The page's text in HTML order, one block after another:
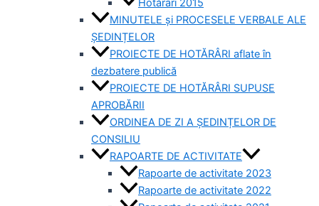
MINUTELE și PROCESELE VERBALE ALE
ȘEDINȚELOR
PROIECTE DE HOTĂRÂRI aflate în
dezbatere publică
PROIECTE DE HOTĂRÂRI SUPUSE
APROBĂRII
ORDINEA DE ZI A ȘEDINȚELOR DE
CONSILIU
RAPOARTE DE ACTIVITATE
Rapoarte de activitate 2023
Rapoarte de activitate 2022